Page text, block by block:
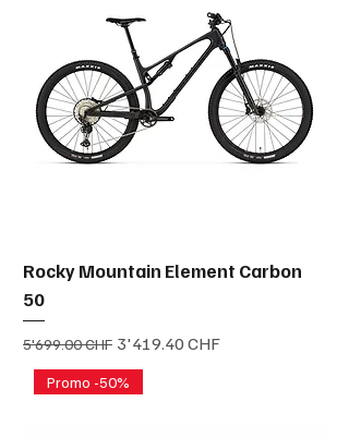
Rocky Mountain Element Carbon
50
Prix original
5'699.00 CHF Prix promotionnel
3'419.40 CHF
Promo -50%